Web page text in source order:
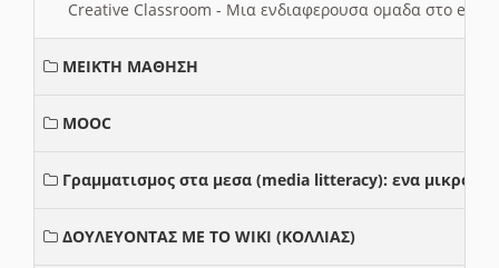
Creative Classroom - Μια ενδιαφερουσα ομαδα στο e-
ΜΕΙΚΤΗ ΜΑΘΗΣΗ
MOOC
Γραμματισμος στα μεσα (media litteracy): ενα μικρο
ΔΟΥΛΕΥΟΝΤΑΣ ΜΕ ΤΟ WIKI (ΚΟΛΛΙΑΣ)